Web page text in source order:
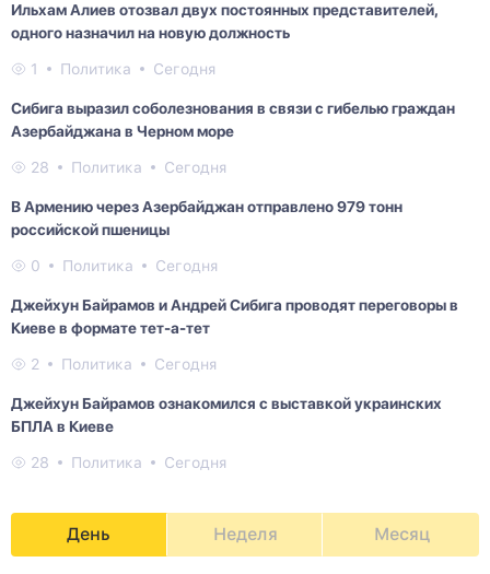
Ильхам Алиев отозвал двух постоянных представителей,
одного назначил на новую должность
1 Политика Сегодня
Сибига выразил соболезнования в связи с гибелью граждан
Азербайджана в Черном море
28 Политика Сегодня
В Армению через Азербайджан отправлено 979 тонн
российской пшеницы
0 Политика Сегодня
Джейхун Байрамов и Андрей Сибига проводят переговоры в
Киеве в формате тет-а-тет
2 Политика Сегодня
Джейхун Байрамов ознакомился с выставкой украинских
БПЛА в Киеве
28 Политика Сегодня
День Неделя Месяц